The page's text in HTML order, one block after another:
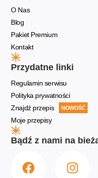
O Nas
Blog
Pakiet Premium
Kontakt
Przydatne linki
Regulamin serwisu
Polityka prywatności
Znajdź przepis
NOWOŚĆ
Moje przepisy
Bądź z nami na